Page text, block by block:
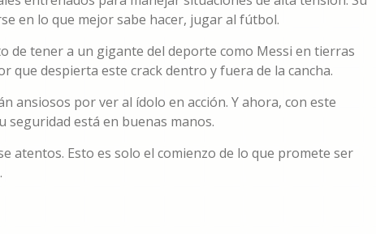
en lo que mejor sabe hacer, jugar al fútbol.
de tener a un gigante del deporte como Messi en tierras
que despierta este crack dentro y fuera de la cancha.
ansiosos por ver al ídolo en acción. Y ahora, con este
está en buenas manos.
atentos. Esto es solo el comienzo de lo que promete ser